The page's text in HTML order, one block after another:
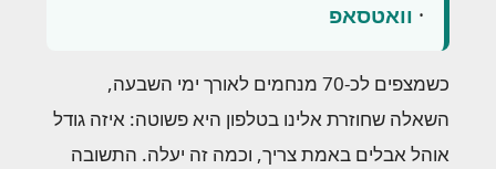
· וואטסאפ
כשמצפים לכ-70 מנחמים לאורך ימי השבעה,
השאלה שחוזרת אלינו בטלפון היא פשוטה: איזה גודל
אוהל אבלים באמת צריך, וכמה זה יעלה. התשובה